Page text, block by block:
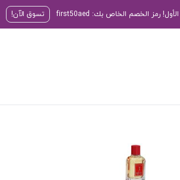
تسوق الآن!